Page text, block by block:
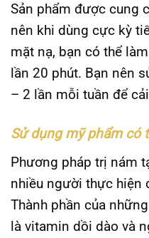
Sản phẩm được cung
nên khi dùng cực kỳ
mặt nạ, bạn có thể
lần 20 phút. Bạn nên
– 2 lần mỗi tuần để
Sử dụng mỹ phẩm có
Phương pháp trị nám
nhiều người thực hiện
Thành phần của
là vitamin dồi dào và